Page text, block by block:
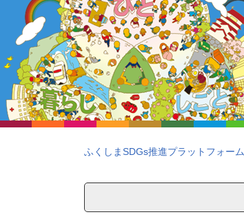
ふくしまSDGs推進プラットフォーム